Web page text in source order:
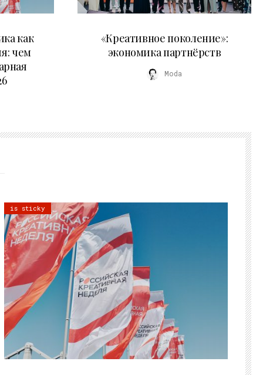
как
чем
«Креативное поколение»:
экономика партнёрств
Moda
is sticky